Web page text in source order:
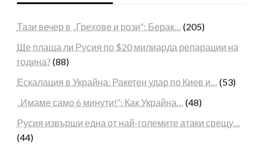
Тази вечер в „Грехове и рози“: Берак… (205)
Ще плаща ли Русия по $20 милиарда репарации на
година? (88)
Ескалация в Украйна: Ракетен удар по Киев и… (53)
„Имаме само 6 минути!“: Как Украйна… (48)
Русия извърши една от най-големите атаки срещу…
(44)